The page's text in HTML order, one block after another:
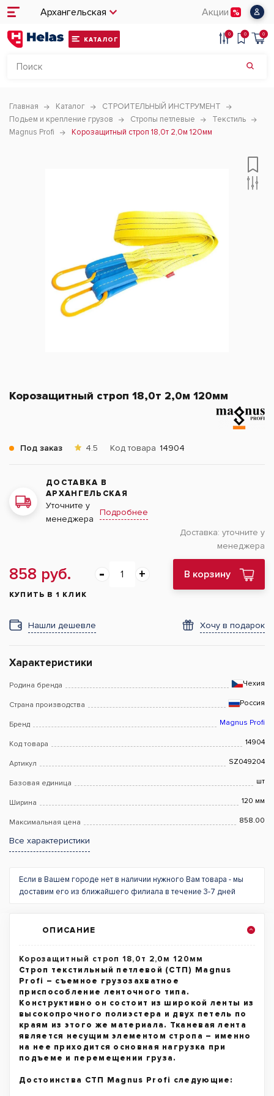
Архангельская Акции
КАТАЛОГ
0 0 0
Главная Каталог
СТРОИТЕЛЬНЫЙ ИНСТРУМЕНТ
Подьем и крепление грузов
Стропы петлевые
Текстиль
Magnus Profi
Корозащитный строп 18,0т 2,0м 120мм
Корозащитный строп 18,0т 2,0м 120мм
Под заказ 4.5 Код товара 14904
ДОСТАВКА В
АРХАНГЕЛЬСКАЯ
Уточните у
менеджера
Подробнее
Доставка: уточните у
менеджера
858 руб. В корзину
КУПИТЬ В 1 КЛИК
Нашли дешевле Хочу в подарок
Характеристики
Родина бренда Чехия
Страна производства Россия
Бренд Magnus Profi
Код товара 14904
Артикул SZ049204
Базовая единица шт
Ширина 120 мм
Максимальная цена 858.00
Все характеристики
Если в Вашем городе нет в наличии нужного Вам товара - мы
доставим его из ближайшего филиала в течение 3-7 дней
ОПИСАНИЕ
Корозащитный строп 18,0т 2,0м 120мм
Строп текстильный петлевой (СТП) Magnus
Profi – съемное грузозахватное
приспособление ленточного типа.
Конструктивно он состоит из широкой ленты из
высокопрочного полиэстера и двух петель по
краям из этого же материала. Тканевая лента
является несущим элементом стропа – именно
на нее приходится основная нагрузка при
подъеме и перемещении груза.
Достоинства СТП Magnus Profi следующие: